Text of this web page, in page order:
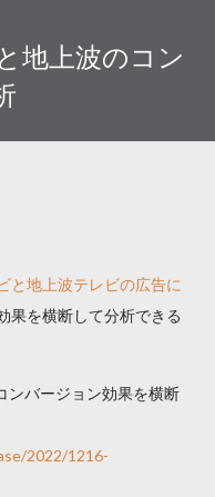
地上波のコン
と地上波テレビの広告に
果を横断して分析できる
ンバージョン効果を横断
2022/1216-